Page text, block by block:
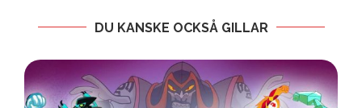
DU KANSKE OCKSÅ GILLAR